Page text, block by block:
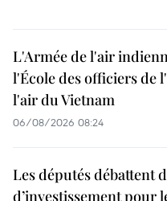
L'Armée de l'air
l'École des officiers de
l'air du Vietnam
06/08/2026 08:24
Les députés débattent
d’investissement pour